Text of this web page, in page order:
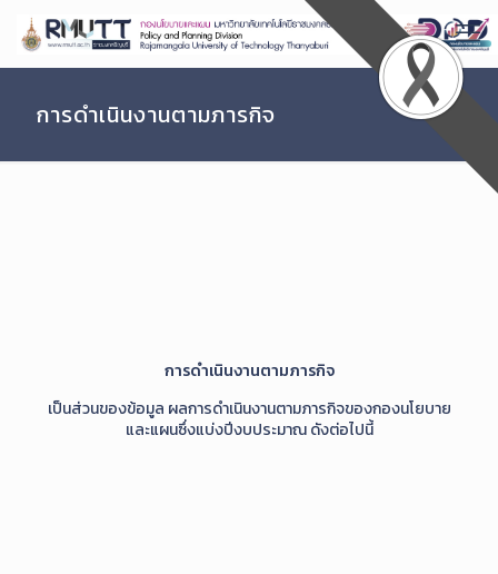
Content
การดำเนินงานตามภารกิจ
การดำเนินงานตามภารกิจ
เป็นส่วนของข้อมูล ผลการดำเนินงานตามภารกิจของกองนโยบาย
และแผนซึ่งแบ่งปีงบประมาณ ดังต่อไปนี้